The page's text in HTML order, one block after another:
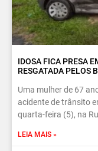
IDOSA FICA PRESA
RESGATADA PELOS
Uma mulher de 67
acidente de trânsito
quarta-feira (5), na
LEIA MAIS »